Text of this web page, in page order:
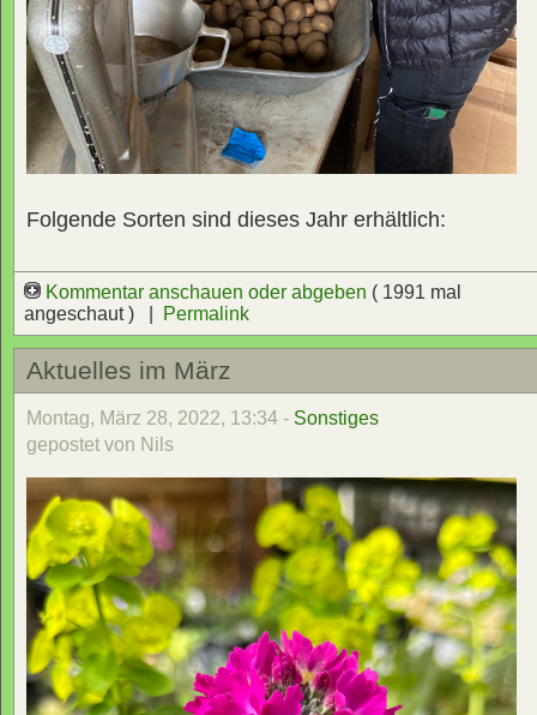
Folgende Sorten sind dieses Jahr erhältlich:
Kommentar anschauen oder abgeben ( 1991 mal
angeschaut ) |
Permalink
Aktuelles im März
Montag, März 28, 2022, 13:34 - Sonstiges
gepostet von Nils